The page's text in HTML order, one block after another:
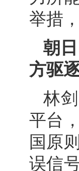
举措
朝
方驱
林
平台
国原
误信